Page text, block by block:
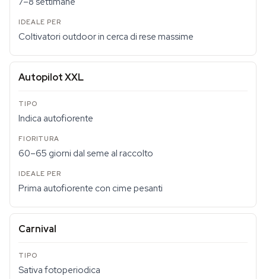
Coltivatori outdoor in cerca di rese massime
Autopilot XXL
Indica autofiorente
60–65 giorni dal seme al raccolto
Prima autofiorente con cime pesanti
Carnival
Sativa fotoperiodica